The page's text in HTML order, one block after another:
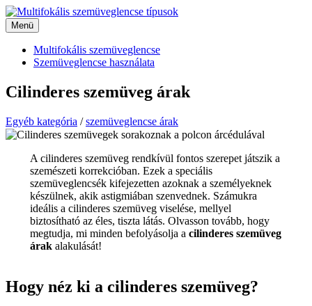
Kilépés
a
tartalomba
Menü
Menü
Multifokális szemüveglencse
Szemüveglencse használata
Cilinderes szemüveg árak
Egyéb kategória /szemüveglencse árak
A cilinderes szemüveg rendkívül fontos szerepet játszik a
szemészeti korrekcióban. Ezek a speciális
szemüveglencsék kifejezetten azoknak a személyeknek
készülnek, akik astigmiában szenvednek. Számukra
ideális a cilinderes szemüveg viselése, mellyel
biztosítható az éles, tiszta látás. Olvasson tovább, hogy
megtudja, mi minden befolyásolja a cilinderes szemüveg
árakalakulását!
Hogy néz ki a cilinderes szemüveg?